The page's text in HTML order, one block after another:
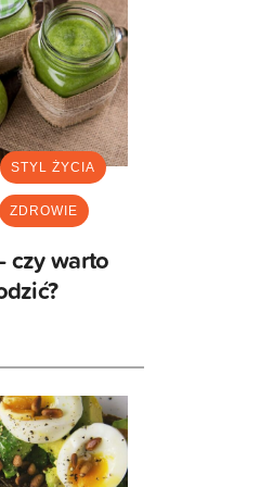
STYL ŻYCIA
ZDROWIE
czy warto